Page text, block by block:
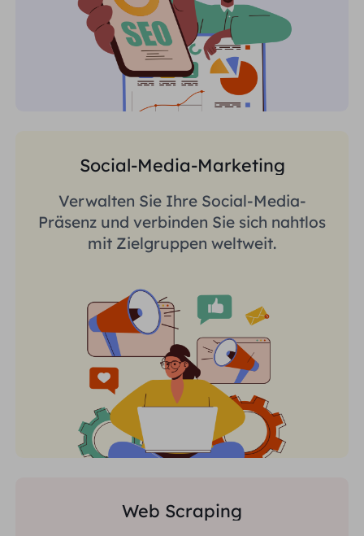
Social-Media-Marketing
Verwalten Sie Ihre Social-Media-
Präsenz und verbinden Sie sich nahtlos
mit Zielgruppen weltweit.
Web Scraping